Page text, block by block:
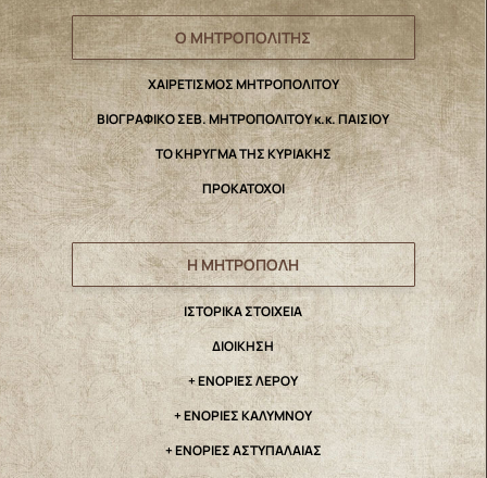
Ο ΜΗΤΡΟΠΟΛΙΤΗΣ
ΧΑΙΡΕΤΙΣΜΟΣ ΜΗΤΡΟΠΟΛΙΤΟΥ
ΒΙΟΓΡΑΦΙΚΟ ΣΕΒ. ΜΗΤΡΟΠΟΛΙΤΟΥ κ.κ. ΠΑΙΣΙΟΥ
ΤΟ ΚΗΡΥΓΜΑ ΤΗΣ ΚΥΡΙΑΚΗΣ
ΠΡΟΚΑΤΟΧΟΙ
Η ΜΗΤΡΟΠΟΛΗ
IΣΤΟΡΙΚΑ ΣΤΟΙΧΕΙΑ
ΔΙΟΙΚΗΣΗ
+ ΕΝΟΡΙΕΣ ΛΕΡΟΥ
+ ΕΝΟΡΙΕΣ ΚΑΛΥΜΝΟΥ
+ ΕΝΟΡΙΕΣ ΑΣΤΥΠΑΛΑΙΑΣ